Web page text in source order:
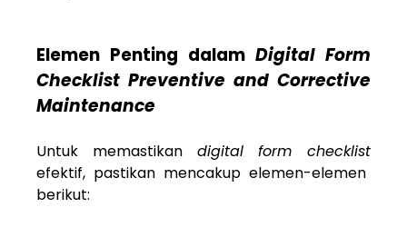
Elemen Penting dalam Digital Form
Checklist Preventive and Corrective
Maintenance
Untuk memastikan digital form checklist
efektif, pastikan mencakup elemen-elemen
berikut: